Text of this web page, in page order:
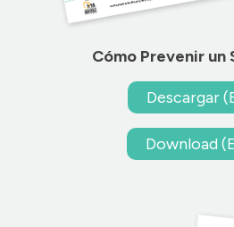
Cómo Prevenir un
Descargar
Download